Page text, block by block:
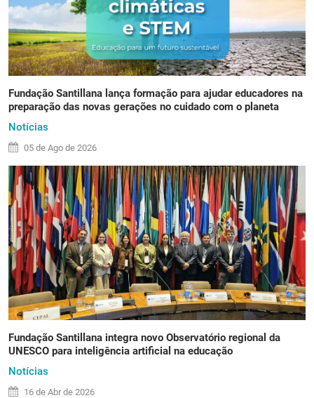
Fundação Santillana lança formação para ajudar educadores na
preparação das novas gerações no cuidado com o planeta
Notícias
05 de Ago de 2026
Fundação Santillana integra novo Observatório regional da
UNESCO para inteligência artificial na educação
Notícias
16 de Abr de 2026